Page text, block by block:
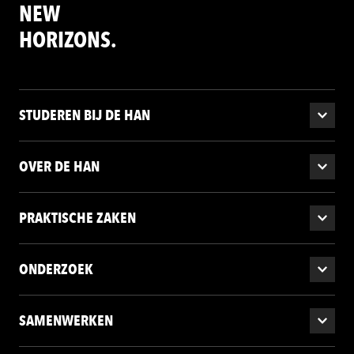
NEW
HORIZONS.
STUDEREN BIJ DE HAN
OVER DE HAN
PRAKTISCHE ZAKEN
ONDERZOEK
SAMENWERKEN